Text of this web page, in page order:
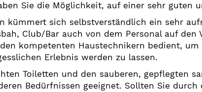
Sie die Möglichkeit, auf einer sehr guten
kümmert sich selbstverständlich ein sehr
Club/Bar auch von dem Personal auf
kompetenten Haustechnikern bedient, um
Erlebnis werden zu lassen.
Toiletten und den sauberen, gepflegten
Bedürfnissen geeignet. Sollten Sie